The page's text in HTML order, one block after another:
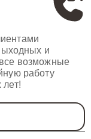
и
возможные
работу